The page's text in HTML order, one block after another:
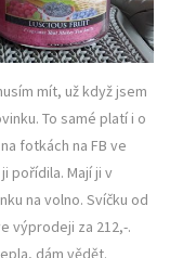
mít, už když jsem
To samé platí i o
fotkách na FB ve
pořídila. Mají ji v
na volno. Svíčku od
výprodeji za 212,-.
dám vědět.